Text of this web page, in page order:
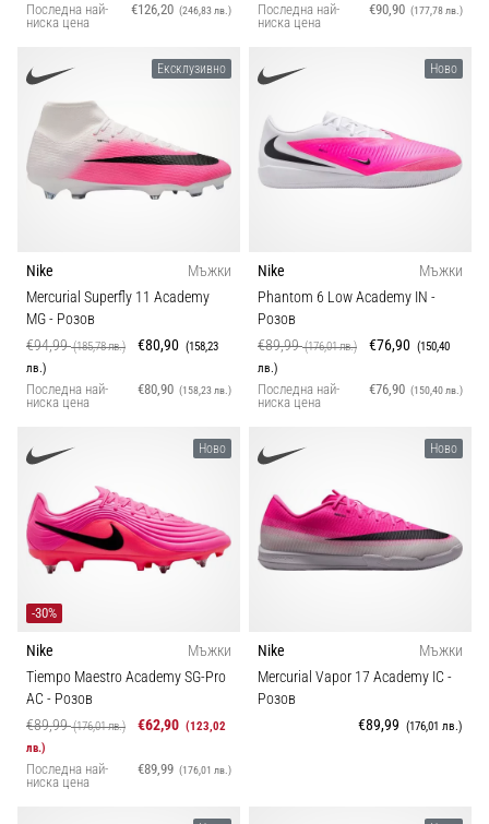
Последна най-
ниска цена
€126,20 (246,83 лв.)
Последна най-
ниска цена
€90,90 (177,78 лв.)
Ексклузивно
Nike
Мъжки
Mercurial Superfly 11 Academy
MG- Розов
€94,99(185,78 лв.) €80,90 (158,23
лв.)
Последна най-
ниска цена
€80,90 (158,23 лв.)
Ново
Nike
Мъжки
Phantom 6 Low Academy IN -
Розов
€89,99(176,01 лв.) €76,90 (150,40
лв.)
Последна най-
ниска цена
€76,90 (150,40 лв.)
Ново
-30%
Nike
Мъжки
Tiempo Maestro Academy SG-Pro
AC - Розов
€89,99(176,01 лв.) €62,90 (123,02
лв.)
Последна най-
ниска цена
€89,99 (176,01 лв.)
Ново
Nike
Мъжки
Mercurial Vapor 17 Academy IC -
Розов
€89,99 (176,01 лв.)